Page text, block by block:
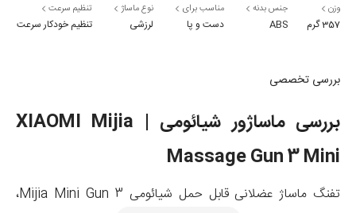
وزن
357 گرم
جنس بدنه
ABS
مناسب برای
دست و پا
نوع ماساژ
لرزشی
تنظیم سرعت
تنظیم خودکار سرعت
بررسی تخصصی
بررسی ماساژور شیائومی | XIAOMI Mijia
Massage Gun 3 Mini
تفنگ ماساژ عضلانی قابل حمل شیائومی Mijia Mini Gun 3
،